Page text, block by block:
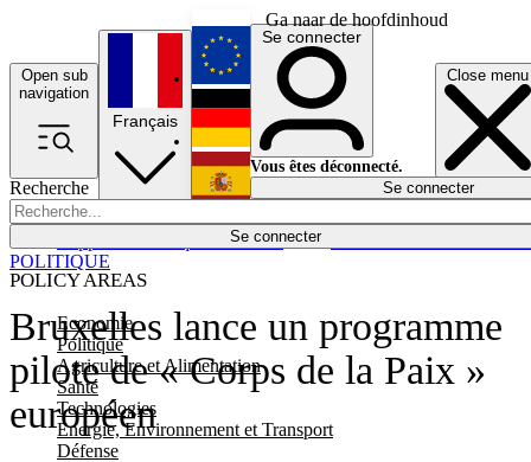
Ga naar de hoofdinhoud
Open sub
navigation
Close menu
Recherche
Se connecter
POLICY AREAS
Economie
Politique
Agriculture et Alimentation
Santé
Technologies
Energie, Environnement et Transport
Défense
Économie
Français
English
Deutsch
Español
Se connecter
Vous êtes déconnecté.
Se connecter
Bruxelles lance un programme
pilote de « Corps de la Paix »
européen
POLITIQUE